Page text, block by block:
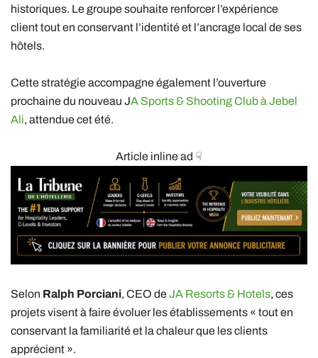
historiques. Le groupe souhaite renforcer l’expérience
client tout en conservant l’identité et l’ancrage local de ses
hôtels.
Cette stratégie accompagne également l’ouverture
prochaine du nouveau JA Sports & Shooting Club à Jebel
Ali, attendue cet été.
Article inline ad ☟
Selon Ralph Porciani, CEO deJA Resorts & Hotels, ces
projets visent à faire évoluer les établissements « tout en
conservant la familiarité et la chaleur que les clients
apprécient ».